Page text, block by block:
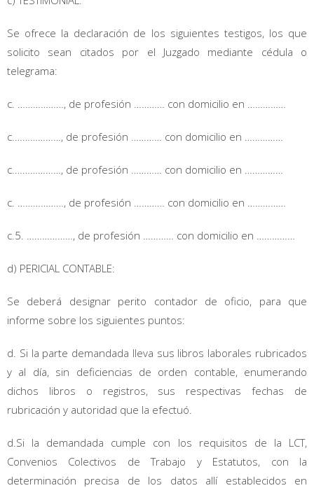
Se ofrece la declaración de los siguientes testigos, los que
solicito sean citados por el Juzgado mediante cédula o
telegrama:
c. ………………, de profesión ………… con domicilio en ……………
c.………………, de profesión ………… con domicilio en ……………
c.………………, de profesión ………… con domicilio en ……………
c. ………………, de profesión ………… con domicilio en ……………
c.5. ………………, de profesión ………… con domicilio en ……………
d) PERICIAL CONTABLE:
Se deberá designar perito contador de oficio, para que
informe sobre los siguientes puntos:
d. Si la parte demandada lleva sus libros laborales rubricados
y al día, sin deficiencias de orden contable, enumerando
dichos libros o registros, sus respectivas fechas de
rubricación y autoridad que la efectuó.
d.Si la demandada cumple con los requisitos de la LCT,
Convenios Colectivos de Trabajo y Estatutos, con la
determinación precisa de los datos allí establecidos en